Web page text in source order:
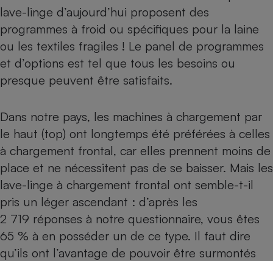
lave-linge d’aujourd’hui proposent des
programmes à froid ou spécifiques pour la laine
ou les textiles fragiles ! Le panel de programmes
et d’options est tel que tous les besoins ou
presque peuvent être satisfaits.
Dans notre pays, les machines à chargement par
le haut (top) ont longtemps été préférées à celles
à chargement frontal, car elles prennent moins de
place et ne nécessitent pas de se baisser. Mais les
lave-linge à chargement frontal ont semble-t-il
pris un léger ascendant : d’après les
2 719 réponses à notre questionnaire, vous êtes
65 % à en posséder un de ce type. Il faut dire
qu’ils ont l’avantage de pouvoir être surmontés